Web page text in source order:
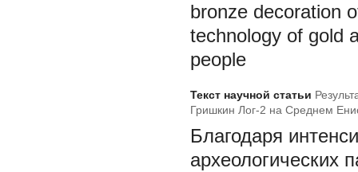
bronze decoration
technology of gold
people
Текст научной статьи
Гришкин Лог-2 на Среднем
Благодаря
археологических